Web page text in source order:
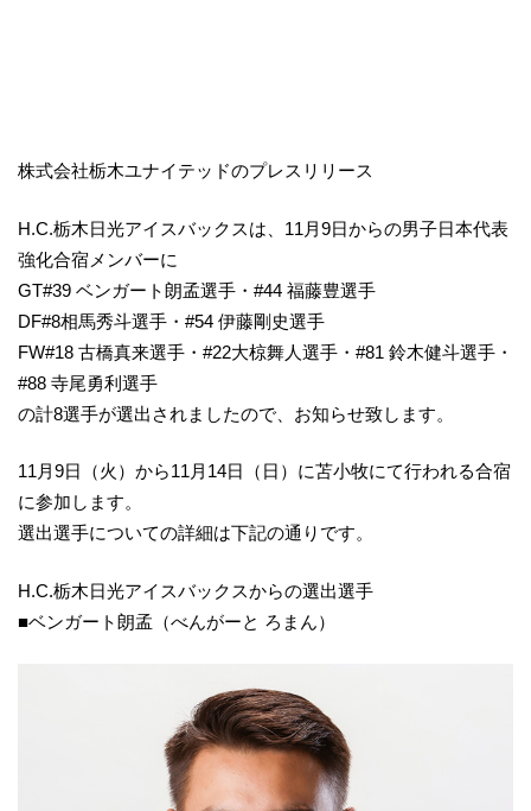
株式会社栃木ユナイテッドのプレスリリース
H.C.栃木日光アイスバックスは、11月9日からの男子日本代表
強化合宿メンバーに
GT#39 ベンガート朗孟選手・#44 福藤豊選手
DF#8相馬秀斗選手・#54 伊藤剛史選手
FW#18 古橋真来選手・#22大椋舞人選手・#81 鈴木健斗選手・
#88 寺尾勇利選手
の計8選手が選出されましたので、お知らせ致します。
11月9日（火）から11月14日（日）に苫小牧にて行われる合宿
に参加します。
選出選手についての詳細は下記の通りです。
H.C.栃木日光アイスバックスからの選出選手
■ベンガート朗孟（べんがーと ろまん）